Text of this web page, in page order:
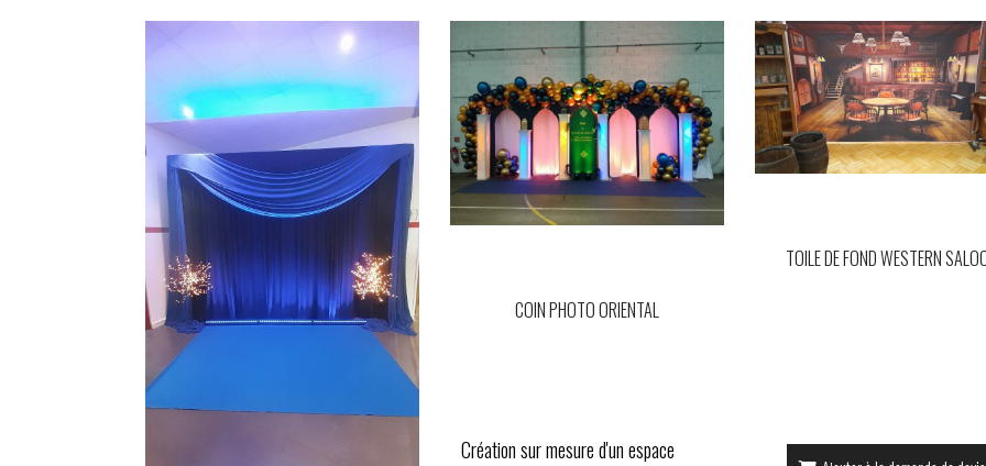
COIN PHOTO ORIENTAL
Création sur mesure d'un espace
TOILE DE FOND WESTERN